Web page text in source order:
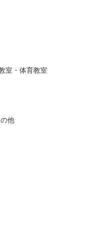
室・体育教室
他